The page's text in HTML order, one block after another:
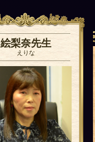
絵梨奈先生
えりな